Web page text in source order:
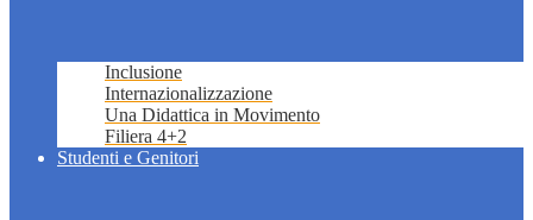
Inclusione
Internazionalizzazione
Una Didattica in Movimento
Filiera 4+2
Studenti e Genitori